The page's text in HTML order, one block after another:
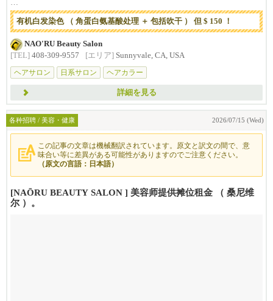
＼ ＼ ＼ ＼ 本店特价 ！ ／ ／ ／...
有机白发染色 （ 角蛋白氨基酸处理 ＋ 包括吹干 ） 但 $ 150 ！
NAO'RU Beauty Salon
[TEL] 408-309-9557 [エリア] Sunnyvale, CA, USA
ヘアサロン
日系サロン ヘアカラー
詳細を見る
各种招聘 / 美容・健康 2026/07/15 (Wed)
この記事の文章は機械翻訳されています。原文と訳文の間で、意
味合い等に差異がある可能性がありますのでご注意ください。
（原文の言語：日本語）
[NAŌRU BEAUTY SALON ] 美容师提供摊位租金 （ 桑尼维
尔 ）。